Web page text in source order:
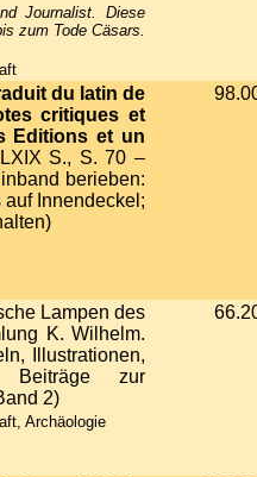
Journalist. Diese
zum Tode Cäsars.
du latin de
critiques et
Editions et un
S., S. 70 –
berieben:
Innendeckel;
Lampen des
K. Wilhelm.
Illustrationen,
Beiträge zur
2)
Archäologie